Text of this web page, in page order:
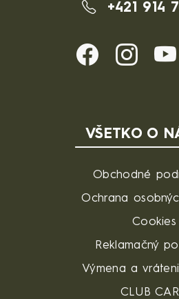
+421 914
VŠETKO O
Obchodné
Ochrana
Cookies
Reklamačný
Výmena a
CLUB